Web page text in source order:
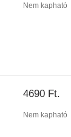
Nem kapható
4690 Ft.
Nem kapható